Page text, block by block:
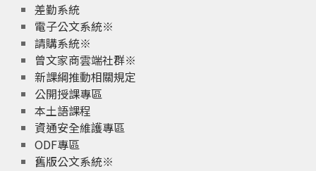
差勤系統
電子公文系統※
請購系統※
曾文家商雲端社群※
新課綱推動相關規定
公開授課專區
本土語課程
資通安全維護專區
ODF專區
舊版公文系統※